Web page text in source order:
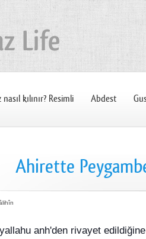
nasıl kılınır? Resimli Abdest
Ahirette
anh'den rivayet